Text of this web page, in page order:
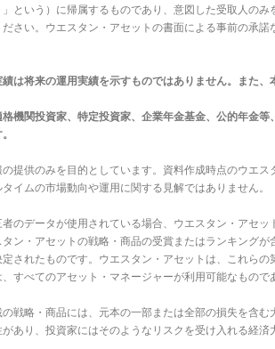
」という）に帰属するものであり、意図した受取人の
ださい。ウエスタン・アセットの書面による事前の承
は将来の運用実績を示すものではありません。また
機関投資家、特定投資家、企業年金基金、公的年金
提供のみを目的としています。資料作成時点のウエ
イムの市場動向や運用に関する見解ではありません。
のデータが使用されている場合、ウエスタン・アセ
ン・アセットの戦略・商品の受賞またはランキング
されたものです。ウエスタン・アセットは、これら
すべてのアセット・マネージャーが利用可能なもの
戦略・商品には、元本の一部または全部の損失を含
があり、投資家にはそのようなリスクを受け入れる経